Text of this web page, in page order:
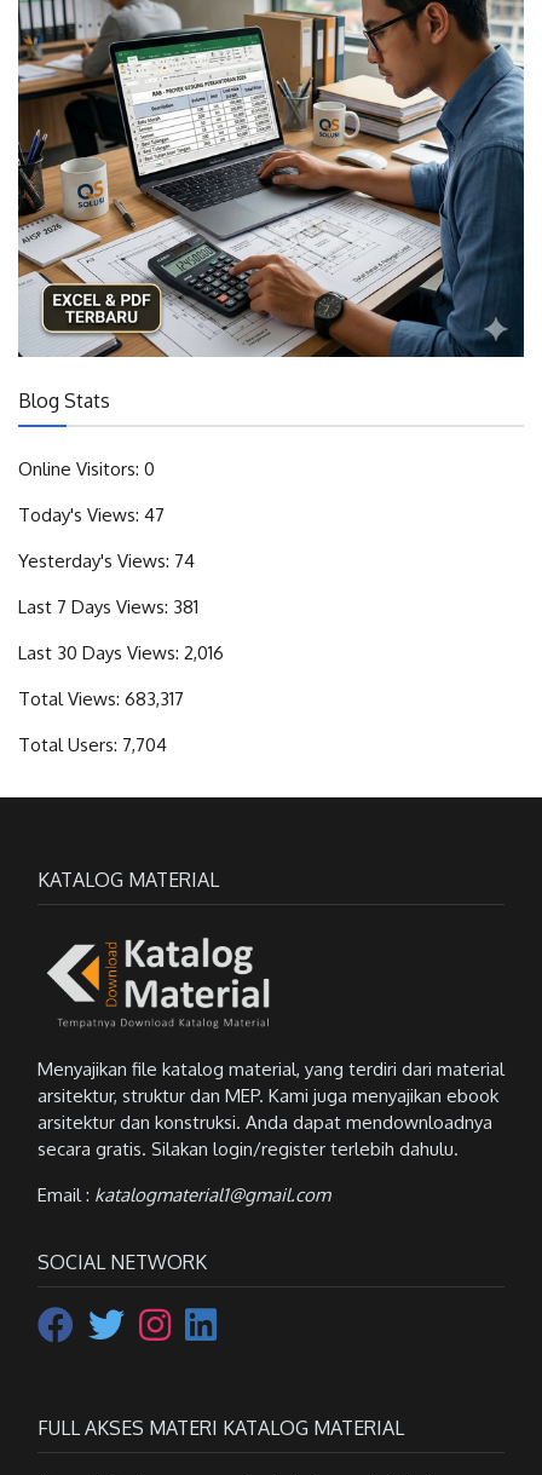
Blog Stats
Online Visitors: 0
Today's Views: 47
Yesterday's Views: 74
Last 7 Days Views: 381
Last 30 Days Views: 2,016
Total Views: 683,317
Total Users: 7,704
KATALOG MATERIAL
Menyajikan file katalog material, yang terdiri dari material
arsitektur, struktur dan MEP. Kami juga menyajikan ebook
arsitektur dan konstruksi. Anda dapat mendownloadnya
secara gratis. Silakan login/register terlebih dahulu.
Email : katalogmaterial1@gmail.com
SOCIAL NETWORK
FULL AKSES MATERI KATALOG MATERIAL